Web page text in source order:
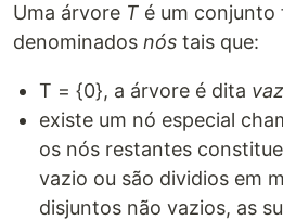
Uma árvore T é um
denominados nós tais que:
T = {0}, a árvore é dita
existe um nó especial
os nós restantes
vazio ou são dividios em
disjuntos não vazios, as